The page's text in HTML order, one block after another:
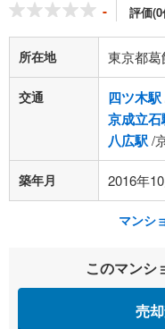
- 評価
所在地 東京都葛
交通 四ツ木駅
京成立石
八広駅/
築年月 2016年
マンシ
このマンシ
売